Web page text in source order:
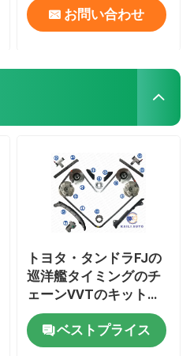
お問い合わせ
トヨタ・タンドラFJの
巡洋艦タイミングのチ
ェーンVVTのキット
4RUNNER 4.0L 13506-
31040 178L 13507-
31020 46L
ベストプライス